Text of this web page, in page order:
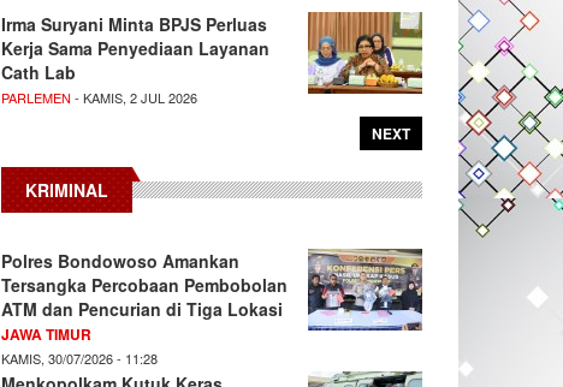
Irma Suryani Minta BPJS Perluas
Kerja Sama Penyediaan Layanan
Cath Lab
PARLEMEN - KAMIS, 2 JUL 2026
NEXT
KRIMINAL
Polres Bondowoso Amankan
Tersangka Percobaan Pembobolan
ATM dan Pencurian di Tiga Lokasi
JAWA TIMUR
KAMIS, 30/07/2026 - 11:28